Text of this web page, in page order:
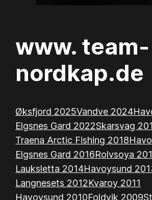
www. team-
nordkap.de
Øksfjord 2025Vandve 2024
Elgsnes Gard 2022Skarsvag
Traena Arctic Fishing 2018
Elgsnes Gard 2016Rolvsoya
Lauksletta 2014Havoysund
Langnesets 2012Kvaroy 2011
Havoysund 2010Foldvik 2009